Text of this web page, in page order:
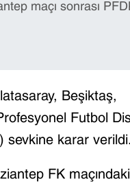
Beşiktaş,
Futbol
sevkine karar verildi.
FK